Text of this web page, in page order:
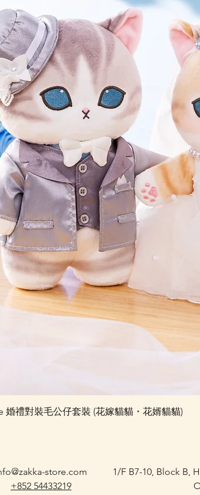
快速瀏覽
婚禮對裝毛公仔套裝 (花嫁貓貓・花婿貓貓)
store.com
+852 54433219
1/F B7-10, Block B,